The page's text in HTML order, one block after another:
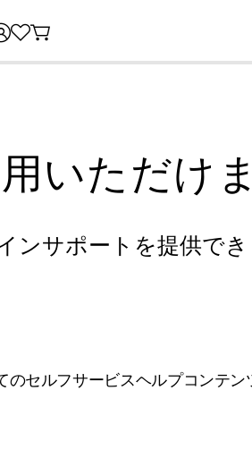
いただけ
サポートを提供でき
セルフサービスヘルプコンテン